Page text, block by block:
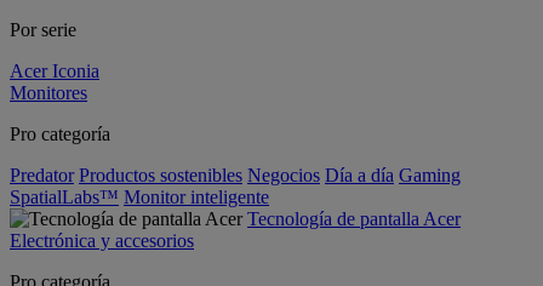
Por serie
Acer Iconia
Monitores
Pro categoría
Predator Productos sostenibles Negocios Día a día Gaming
SpatialLabs™ Monitor inteligente
Tecnología de pantalla Acer
Electrónica y accesorios
Pro categoría